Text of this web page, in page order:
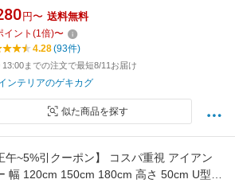
キャビネット 収納棚 扉付き 引き出し wi-fi
ム収納 約 幅40cm/幅60cm ホワイト/オー
ォールナット 【組立品/完成品が選べる】
円〜 送料無料
イント (1倍)〜
4.28(93件)
13:00までの注文で最短8/11お届け
ンテリアのゲキカグ
似た商品を探す
午~5%引クーポン】 コスパ重視 アイアン
幅 120cm 150cm 180cm 高さ 50cm U型